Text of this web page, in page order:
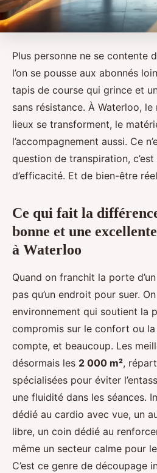
Plus personne ne se contente
l’on se pousse aux abonnés
tapis de course qui grince et
sans résistance. À Waterloo,
lieux se transforment, le
l’accompagnement aussi. Ce
question de transpiration,
d’efficacité. Et de bien-être
Ce qui fait la
bonne et une
à Waterloo
Quand on franchit la porte
pas qu’un endroit pour suer.
environnement qui soutient la
compromis sur le confort ou la
compte, et beaucoup. Les
désormais les 2 000 m²,
spécialisées pour éviter
une fluidité dans les séances.
dédié au cardio avec vue, un
libre, un coin dédié au
même un secteur calme pour
C’est ce genre de découpage